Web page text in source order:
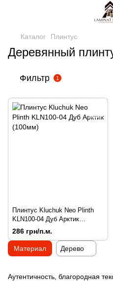
Каталог Плинтус
Деревянный
Фильтр 1
Плинтус Kluchuk Neo Plinth
KLN100-04 Дуб Арктик
(100мм)
286 грн/п.м.
Аутентичность, благородная
Материал Дерево